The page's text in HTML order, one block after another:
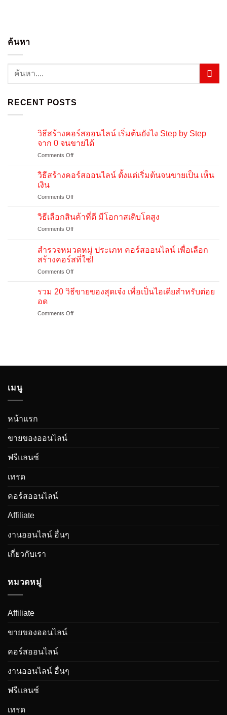
ค้นหา
RECENT POSTS
วิธีสร้างคอร์สออนไลน์ เริ่มต้นยังไง Step by Step
จาก 0 จนขายได้
Comments Offon
สร้าง
เริ่ม
ยัง
Step
จาก
ได้
วิธีสร้างคอร์สออนไลน์ ตั้งแต่เริ่มต้นจนขายเป็น เห็น
เงิน
Comments Offon
สร้าง
เริ่ม
ต้น
เห็น
วิธีเลือกสินค้าที่ดี มีโอกาสเติบโตสูง
Comments Offon
สินค้า
ที่
ดี
โอกาส
สำรวจหมวดหมู่ ประเภท คอร์สออนไลน์ เพื่อเลือก
สร้างคอร์สที่ใช่!
Comments Offon
หมวด
คอร์ส
ที่
รวม 20 วิธีขายของสุดเจ๋ง เพื่อเป็นไอเดียสำหรับต่อย
อด
Comments Offon
สุด
เมนู
หน้าแรก
ขายของออนไลน์
ฟรีแลนซ์
เทรด
คอร์สออนไลน์
Affiliate
งานออนไลน์ อื่นๆ
เกี่ยวกับเรา
หมวดหมู่
Affiliate
ขายของออนไลน์
คอร์สออนไลน์
งานออนไลน์ อื่นๆ
ฟรีแลนซ์
เทรด